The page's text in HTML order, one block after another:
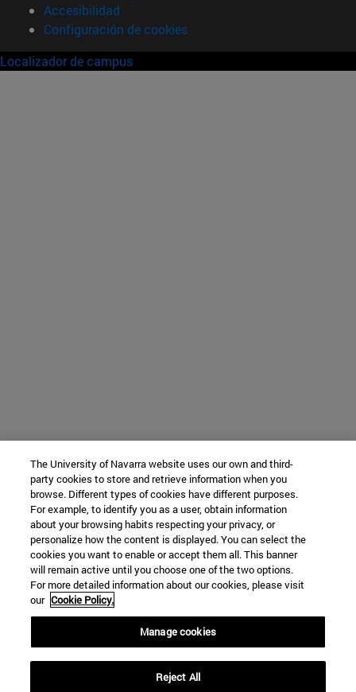
Accesibilidad
Configuración de cookies
Localizador de campus
The University of Navarra website uses our own and third-
party cookies to store and retrieve information when you
browse. Different types of cookies have different purposes.
For example, to identify you as a user, obtain information
about your browsing habits respecting your privacy, or
personalize how the content is displayed. You can select the
cookies you want to enable or accept them all. This banner
will remain active until you choose one of the two options.
For more detailed information about our cookies, please visit
our Cookie Policy.
Manage cookies
Reject All